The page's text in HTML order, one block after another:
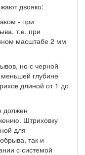
двояко:
- при
т.е. при
масштабе 2 мм
но с черной
глубине
длиной от 1 до
должен
Штриховку
для
так и
с системой